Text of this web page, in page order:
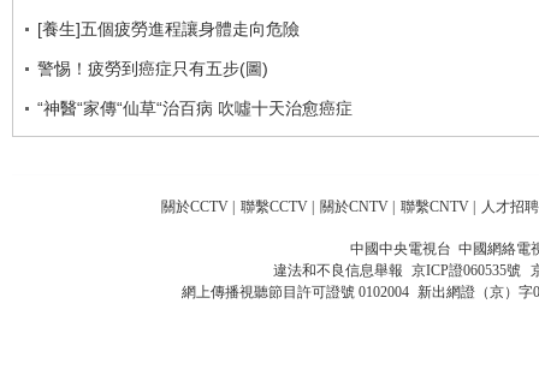
[養生]五個疲勞進程讓身體走向危險
警惕！疲勞到癌症只有五步(圖)
“神醫“家傳“仙草“治百病 吹噓十天治愈癌症
關於CCTV | 聯繫CCTV | 關於CNTV | 聯繫CNTV | 人才招聘
中國中央電視台 中國網絡電
違法和不良信息舉報 京ICP證060535號
網上傳播視聽節目許可證號 0102004 新出網證（京）